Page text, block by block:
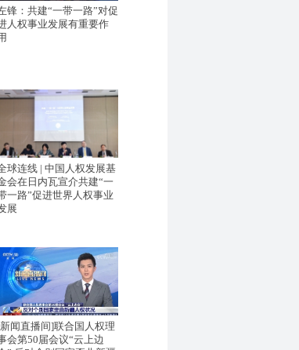
锋：共建“一带一路”对促
人权事业发展有重要作
球连线 | 中国人权发展基
会在日内瓦宣介共建“一
一路”促进世界人权事业
展
闻直播间]联合国人权理
会第50届会议“云上边